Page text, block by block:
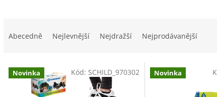
n
Abecedně Nejlevnější Nejdražší Nejprodávanější
V
ý Novinka Kód: SCHILD_970302 Novinka